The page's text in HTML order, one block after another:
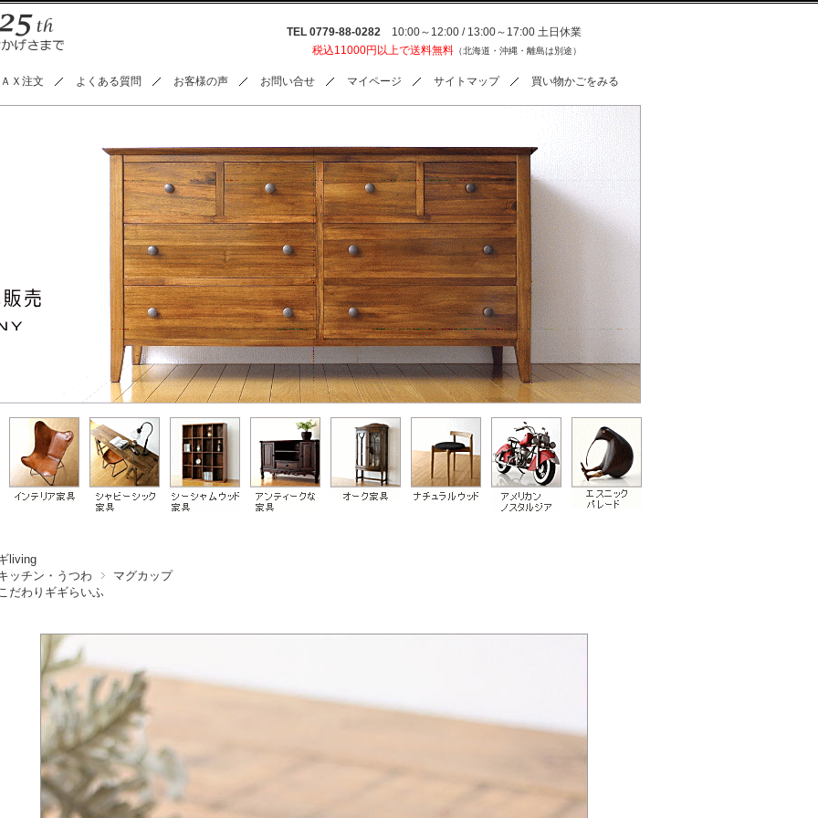
TEL 0779-88-0282 10:00～12:00 / 13:00～17:00 土日休業
税込11000円以上で送料無料 （北海道・沖縄・離島は別途）
Ｘ注文 よくある質問 お客様の声 お問い合せ マイページ サイトマップ 買い物かごをみる
living
ッチン・うつわ
マグカップ
だわりギギらいふ